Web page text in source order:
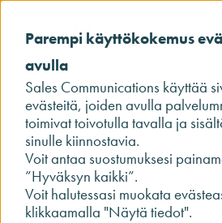
Parempi käyttökokemus
avulla
Sales Communications käyttää
evästeitä, joiden avulla
toimivat toivotulla tavalla ja
sinulle kiinnostavia.
Voit antaa suostumuksesi
”Hyväksyn kaikki”.
Voit halutessasi muokata
klikkaamalla "Näytä tiedot".